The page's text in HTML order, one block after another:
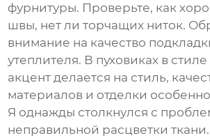
фурнитуры. Проверьте, как
швы, нет ли торчащих ниток.
внимание на качество
утеплителя. В пуховиках в стиле
акцент делается на стиль,
материалов и отделки
Я однажды столкнулся с
неправильной расцветки